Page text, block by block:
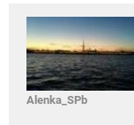
Alenka_SPb